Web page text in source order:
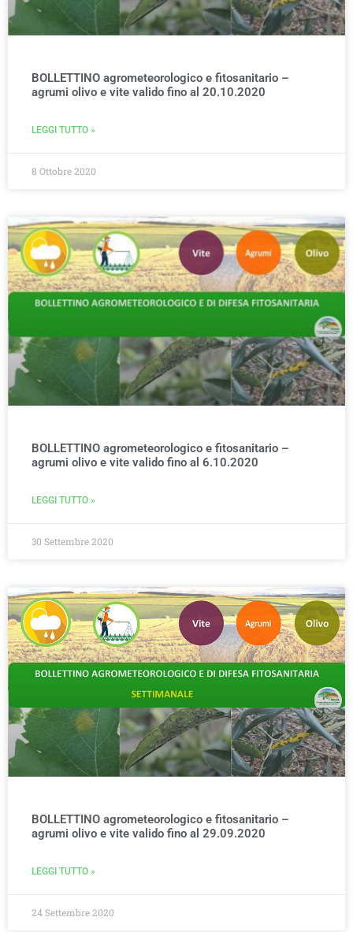
BOLLETTINO agrometeorologico e fitosanitario –
agrumi olivo e vite valido fino al 20.10.2020
LEGGI TUTTO »
8 Ottobre 2020
BOLLETTINO agrometeorologico e fitosanitario –
agrumi olivo e vite valido fino al 6.10.2020
LEGGI TUTTO »
30 Settembre 2020
BOLLETTINO agrometeorologico e fitosanitario –
agrumi olivo e vite valido fino al 29.09.2020
LEGGI TUTTO »
24 Settembre 2020